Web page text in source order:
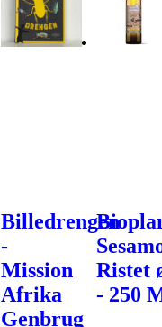
Billedrengen
-
Mission
Afrika
Genbrug
Ristet
- 250